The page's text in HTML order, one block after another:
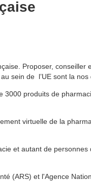
Proposer, conseiller
sein de l’UE sont la
produits de
virtuelle de la
et autant de
(ARS) et l'Agence